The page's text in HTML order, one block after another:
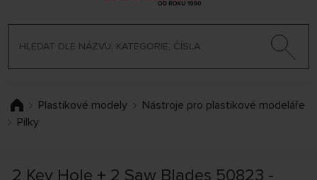
Plastikové modely
Nástroje pro plastikové modeláře
Pilky
2 Key Hole + 2 Saw Blades 50823 -